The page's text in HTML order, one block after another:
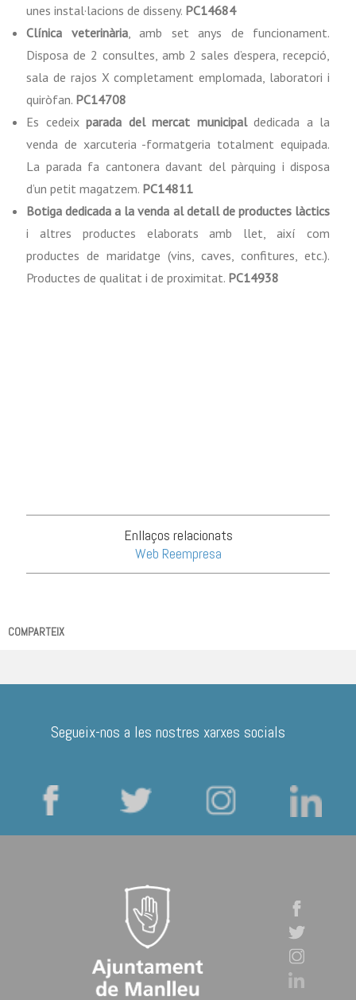
unes instal·lacions de disseny. PC14684
Clínica veterinària, amb set anys de funcionament.
Disposa de 2 consultes, amb 2 sales d’espera, recepció,
sala de rajos X completament emplomada, laboratori i
quiròfan. PC14708
Es cedeix parada del mercat municipaldedicada a la
venda de xarcuteria -formatgeria totalment equipada.
La parada fa cantonera davant del pàrquing i disposa
d’un petit magatzem. PC14811
Botiga dedicada a la venda al detall de productes làctics
i altres productes elaborats amb llet, així com
productes de maridatge (vins, caves, confitures, etc.).
Productes de qualitat i de proximitat. PC14938
Enllaços relacionats
Web Reempresa
COMPARTEIX
Segueix-nos a les nostres xarxes socials